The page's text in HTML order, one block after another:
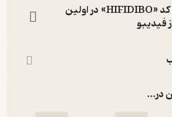
تخفیف با کد «HIFIDIBO» در اولین
فیدیبو
در...